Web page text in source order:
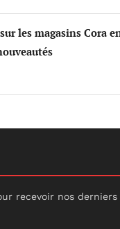
les magasins Cora
recevoir nos